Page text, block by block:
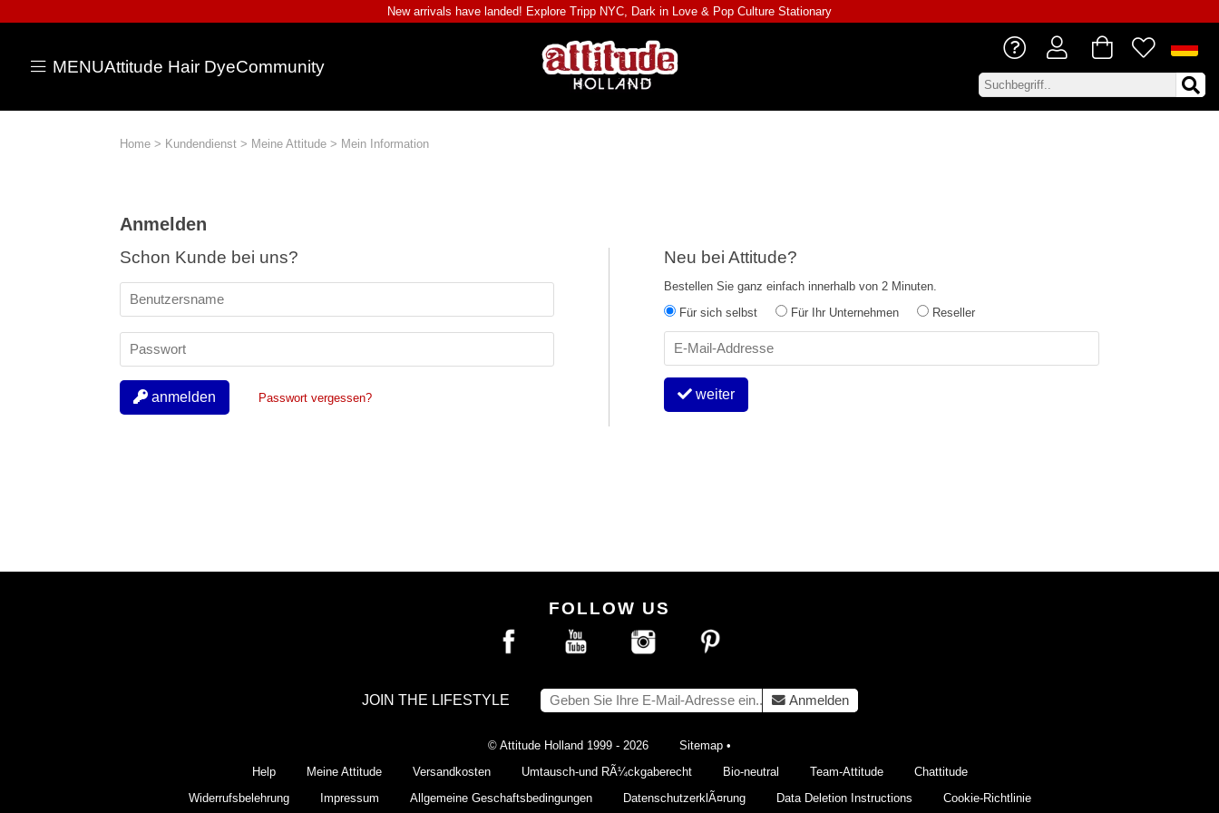
New arrivals have landed! Explore Tripp NYC, Dark in Love & Pop Culture Stationary
MENUAttitude Hair DyeCommunity
Home > Kundendienst > Meine Attitude > Mein Information
Anmelden
Schon Kunde bei uns?
anmelden Passwort vergessen?
Neu bei Attitude?
Bestellen Sie ganz einfach innerhalb von 2 Minuten.
Für sich selbst
Für Ihr Unternehmen Reseller
weiter
FOLLOW US
JOIN THE LIFESTYLE Anmelden
© Attitude Holland 1999 - 2026 Sitemap •
Help
Meine Attitude Versandkosten Umtausch-und RÃ¼ckgaberecht Bio-neutral Team-Attitude
Chattitude
Widerrufsbelehrung
Impressum Allgemeine Geschaftsbedingungen DatenschutzerklÃ¤rung Data Deletion Instructions Cookie-Richtlinie